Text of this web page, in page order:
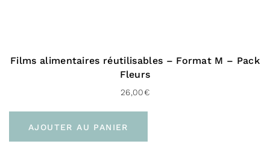
Films alimentaires réutilisables – Format M – Pack
Fleurs
26,00€
AJOUTER AU PANIER